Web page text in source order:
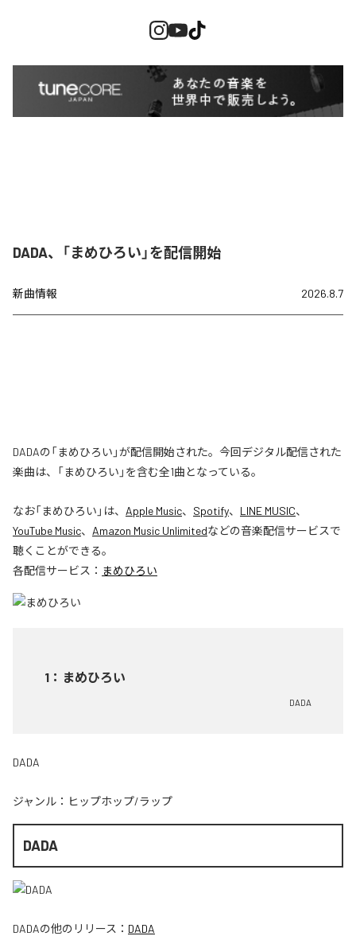
DADA、「まめひろい」を配信開始
新曲情報 2026.8.7
DADAの「まめひろい」が配信開始された。今回デジタル配信された
楽曲は、「まめひろい」を含む全1曲となっている。
なお「まめひろい 」は、 Apple Music、 Spotify、 LINE MUSIC、
YouTube Music、 Amazon Music Unlimitedなどの音楽配信サービスで
聴くことができる。
各配信サービス： まめひろい
1 ： まめひろい
DADA
DADA
ジャンル： ヒップホップ/ラップ
DADA
DADAの他のリリース： DADA